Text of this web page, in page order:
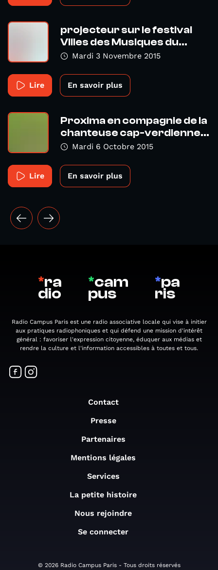
projecteur sur le festival
Villes des Musiques du...
Mardi 3 Novembre 2015
Lire En savoir plus
Proxima en compagnie de la
chanteuse cap-verdienne...
Mardi 6 Octobre 2015
Lire En savoir plus
*ra
dio
*cam
pus
*pa
ris
Radio Campus Paris est une radio associative locale qui vise à initier
aux pratiques radiophoniques et qui défend une mission d'intérêt
général : favoriser l'expression citoyenne, éduquer aux médias et
rendre la culture et l'information accessibles à toutes et tous.
Contact
Presse
Partenaires
Mentions légales
Services
La petite histoire
Nous rejoindre
Se connecter
© 2026 Radio Campus Paris - Tous droits réservés